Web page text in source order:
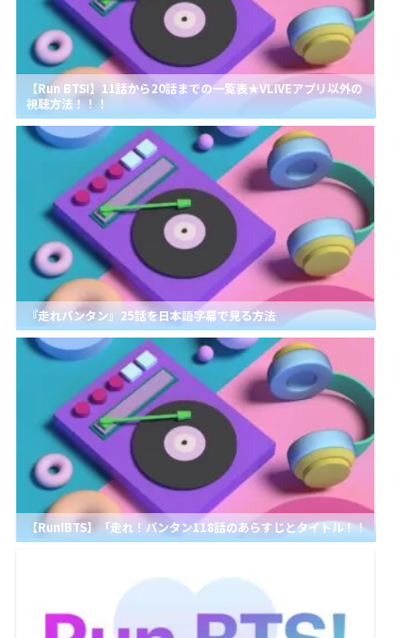
【Run BTS!】11話から20話までの一覧表★VLIVEアプリ以外の
視聴方法！！！
『走れバンタン』25話を日本語字幕で見る方法
【Run!BTS】「走れ！バンタン118話のあらすじとタイトル！！